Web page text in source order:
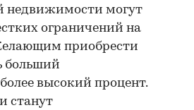
недвижимости могут
ограничений на
приобрести
больший
высокий процент.
станут